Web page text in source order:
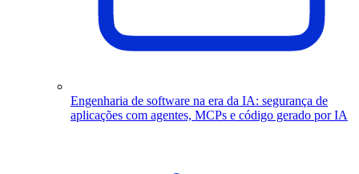
Engenharia de software na era da IA: segurança de
aplicações com agentes, MCPs e código gerado por IA